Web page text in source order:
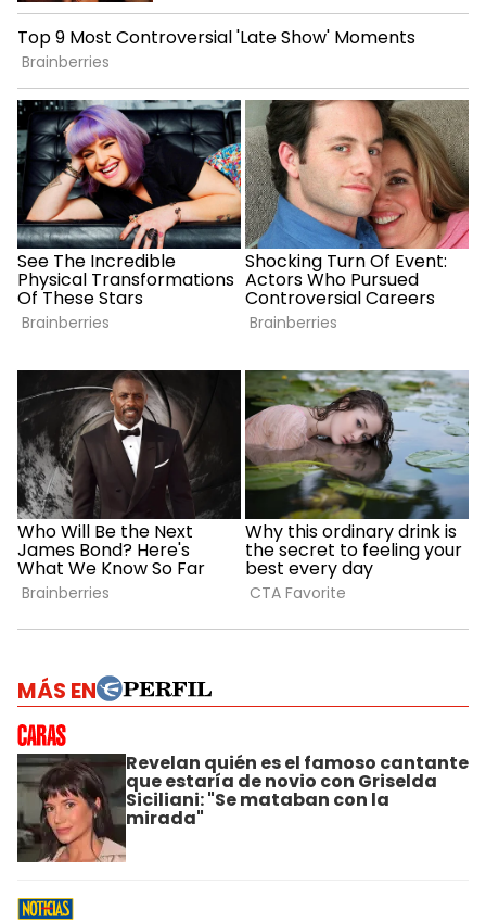
MÁS EN
Revelan quién es el famoso cantante
que estaría de novio con Griselda
Siciliani: "Se mataban con la
mirada"